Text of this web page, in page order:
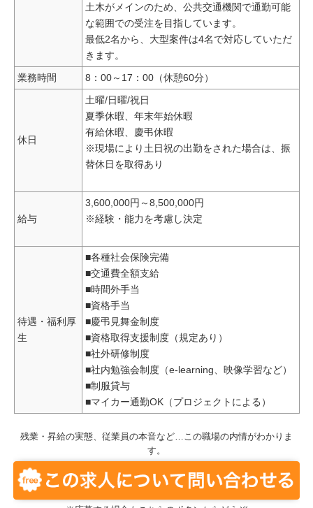
土木がメインのため、公共交通機関で通勤可能
な範囲での受注を目指しています。
最低2名から、大型案件は4名で対応していただ
きます。
業務時間
8：00～17：00（休憩60分）
休日
土曜/日曜/祝日
夏季休暇、年末年始休暇
有給休暇、慶弔休暇
※現場により土日祝の出勤をされた場合は、振
替休日を取得あり
給与
3,600,000円～8,500,000円
※経験・能力を考慮し決定
待遇・福利厚
生
■各種社会保険完備
■交通費全額支給
■時間外手当
■資格手当
■慶弔見舞金制度
■資格取得支援制度（規定あり）
■社外研修制度
■社内勉強会制度（e-learning、映像学習など）
■制服貸与
■マイカー通勤OK（プロジェクトによる）
残業・昇給の実態、従業員の本音など…この職場の内情がわかりま
す。